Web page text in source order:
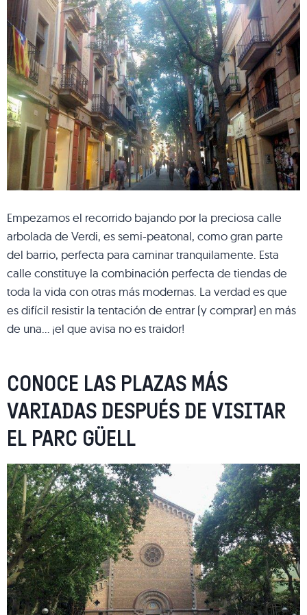
Empezamos el recorrido bajando por la preciosa calle
arbolada de Verdi, es semi-peatonal, como gran parte
del barrio, perfecta para caminar tranquilamente. Esta
calle constituye la combinación perfecta de tiendas de
toda la vida con otras más modernas. La verdad es que
es difícil resistir la tentación de entrar (y comprar) en más
de una… ¡el que avisa no es traidor!
CONOCE LAS PLAZAS MÁS
VARIADAS DESPUÉS DE VISITAR
EL PARC GÜELL